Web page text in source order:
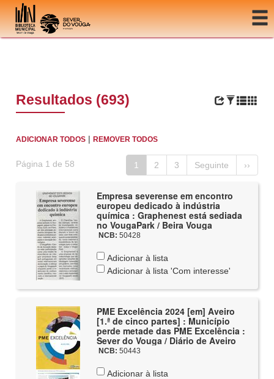
Ir para o conteúdo
Resultados (693)
ADICIONAR TODOS |REMOVER TODOS
Página 1 de 58 1 2 3 Seguinte ››
Empresa severense em encontro
europeu dedicado à indústria
química : Graphenest está sediada
no VougaPark / Beira Vouga
NCB: 50428
Adicionar à lista
Adicionar à lista 'Com interesse'
PME Excelência 2024 [em] Aveiro
[1.ª de cinco partes] : Município
perde metade das PME Excelência :
Sever do Vouga / Diário de Aveiro
NCB: 50443
Adicionar à lista